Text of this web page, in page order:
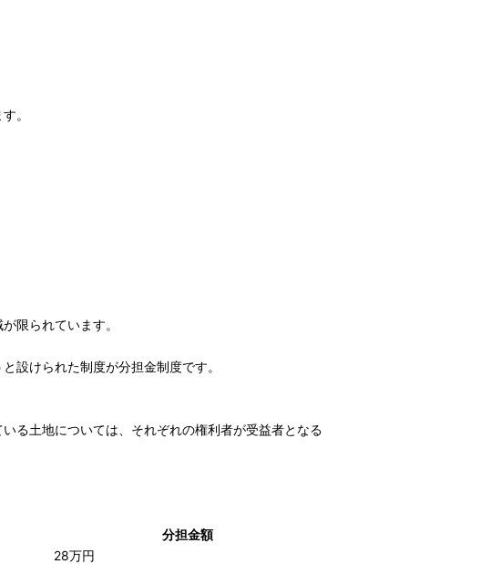
。
限られています。
設けられた制度が分担金制度です。
る土地については、それぞれの権利者が受益者となる
分担金額
28万円